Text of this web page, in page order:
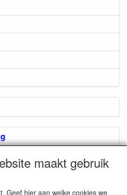
maakt gebruik
Geef hier aan welke cookies we